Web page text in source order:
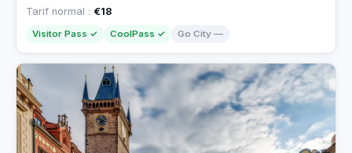
Tarif normal : €18
Visitor Pass ✓ CoolPass ✓ Go City —